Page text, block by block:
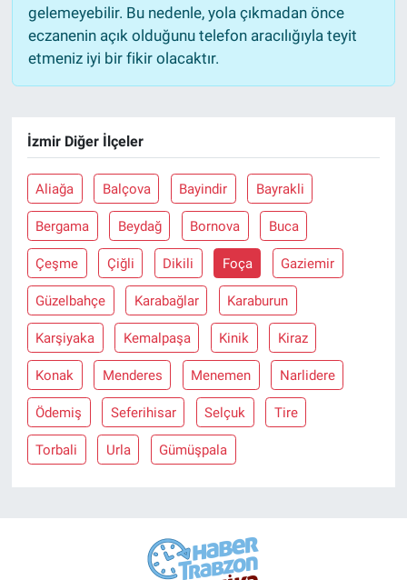
gelemeyebilir. Bu nedenle, yola çıkmadan önce
eczanenin açık olduğunu telefon aracılığıyla teyit
etmeniz iyi bir fikir olacaktır.
İzmir Diğer İlçeler
Aliağa Balçova Bayindir Bayrakli
Bergama Beydağ Bornova Buca
Çeşme Çiğli Dikili Foça Gaziemir
Güzelbahçe Karabağlar Karaburun
Karşiyaka Kemalpaşa Kinik Kiraz
Konak Menderes Menemen Narlidere
Ödemiş Seferihisar Selçuk Tire
Torbali Urla Gümüşpala